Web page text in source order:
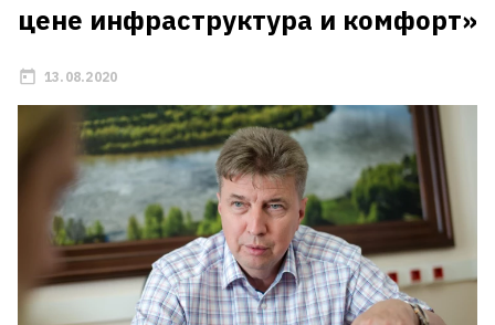
цене инфраструктура и комфорт»
13.08.2020